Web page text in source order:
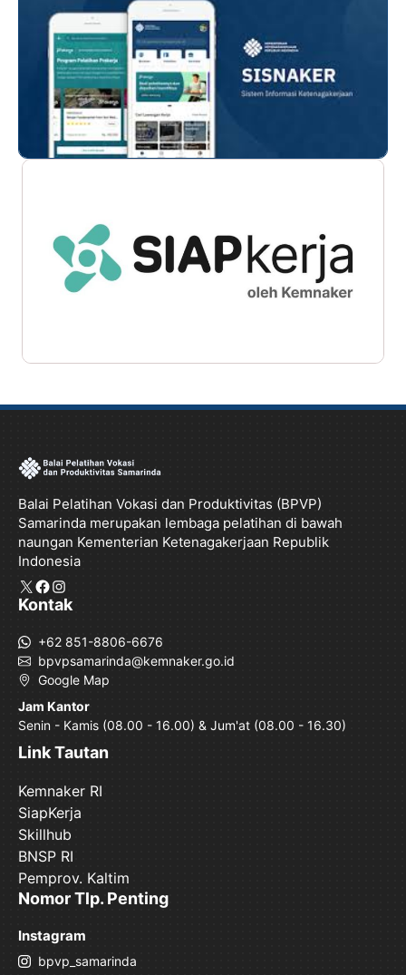
Balai Pelatihan Vokasi dan Produktivitas (BPVP)
Samarinda merupakan lembaga pelatihan di bawah
naungan Kementerian Ketenagakerjaan Republik
Indonesia
X Facebook
Instagram
Kontak
+62 851-8806-6676
bpvpsamarinda@kemnaker.go.id
Google Map
Jam Kantor
Senin - Kamis (08.00 - 16.00) & Jum'at (08.00 - 16.30)
Link Tautan
Kemnaker RI
SiapKerja
Skillhub
BNSP RI
Pemprov. Kaltim
Nomor Tlp. Penting
Instagram
bpvp_samarinda